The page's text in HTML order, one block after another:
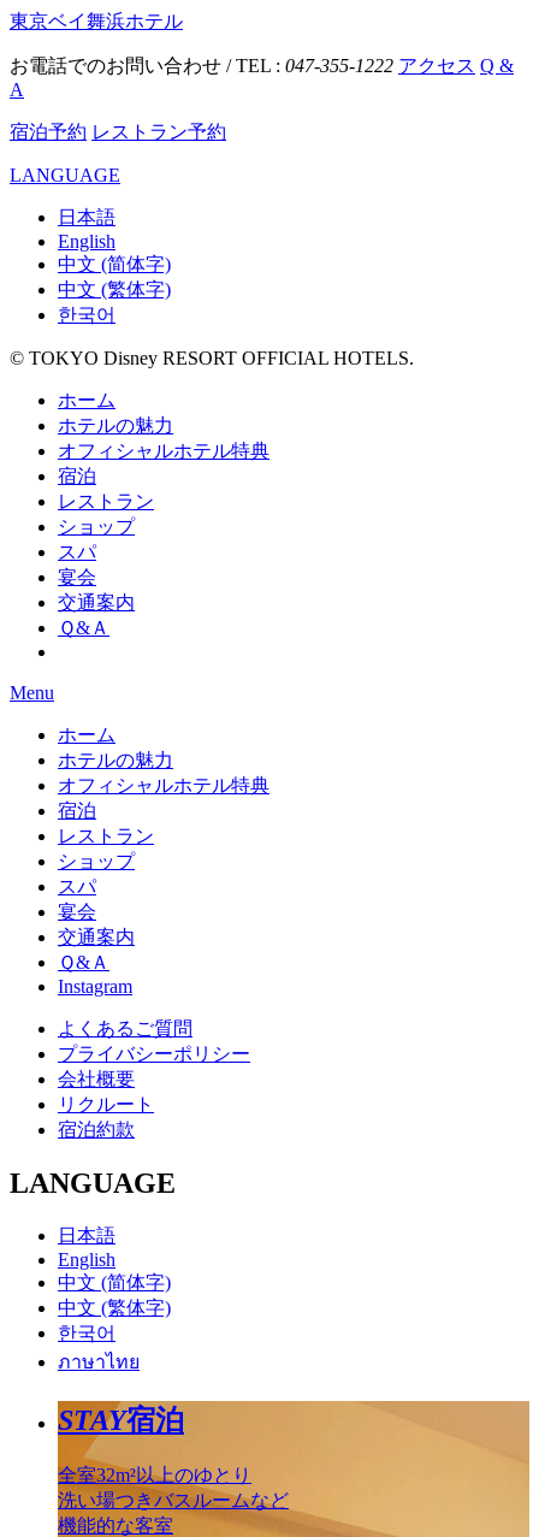
東京ベイ舞浜ホテル
お電話でのお問い合わせ / TEL : 047-355-1222 アクセス Q &
A
宿泊予約 レストラン予約
LANGUAGE
日本語
English
中文 (简体字)
中文 (繁体字)
한국어
© TOKYO Disney RESORT OFFICIAL HOTELS.
ホーム
ホテルの魅力
オフィシャルホテル特典
宿泊
レストラン
ショップ
スパ
宴会
交通案内
Ｑ&Ａ
Menu
ホーム
ホテルの魅力
オフィシャルホテル特典
宿泊
レストラン
ショップ
スパ
宴会
交通案内
Ｑ&Ａ
Instagram
よくあるご質問
プライバシーポリシー
会社概要
リクルート
宿泊約款
LANGUAGE
日本語
English
中文 (简体字)
中文 (繁体字)
한국어
ภาษาไทย
STAY宿泊
全室32m²以上のゆとり
洗い場つきバスルームなど
機能的な客室